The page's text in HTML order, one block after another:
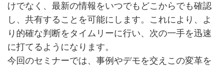
けでなく、最新の情報をいつでもどこからでも確認
し、共有することを可能にします。これにより、よ
り的確な判断をタイムリーに行い、次の一手を迅速
に打てるようになります。
今回のセミナーでは、事例やデモを交えこの変革を